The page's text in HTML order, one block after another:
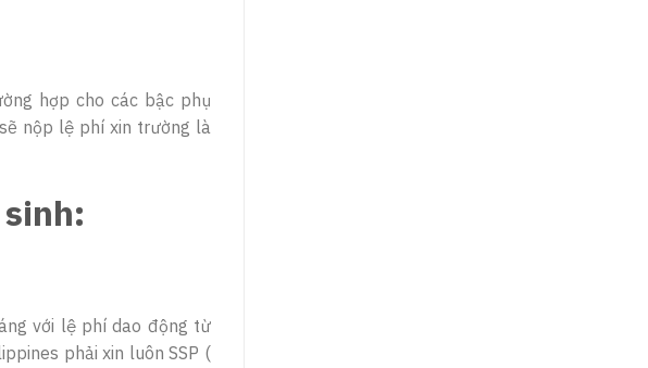
hợp cho các bậc phụ
nộp lệ phí xin trường là
với lệ phí dao động từ
phải xin luôn SSP (